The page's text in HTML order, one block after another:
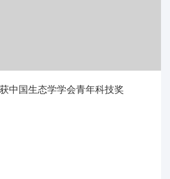
中国生态学学会青年科技奖